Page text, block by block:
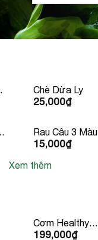
Chè Dừa Ly
25,000₫
Rau Câu 3 Màu
Ly
15,000₫
Xem thêm
Cơm Healthy
Sườn Bò Mỹ
199,000₫